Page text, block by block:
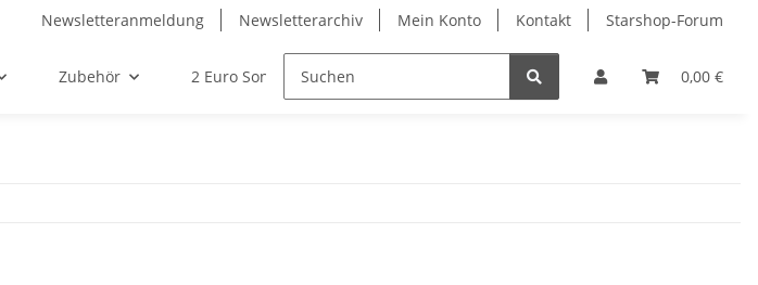
Newsletteranmeldung Newsletterarchiv Mein Konto Kontakt Starshop-Forum
0,00 €
Zubehör 2 Euro Sondermünzen